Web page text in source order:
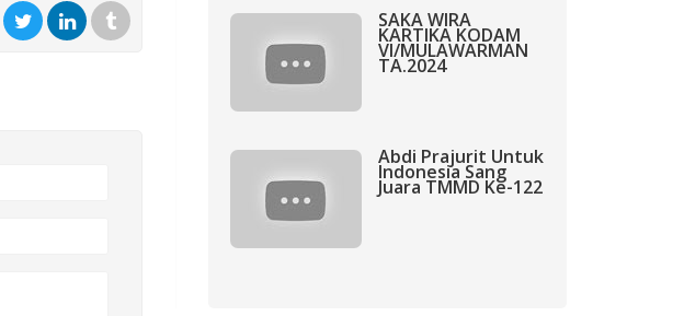
SAKA WIRA
KARTIKA KODAM
VI/MULAWARMAN
TA.2024
Abdi Prajurit Untuk
Indonesia Sang
Juara TMMD Ke-122